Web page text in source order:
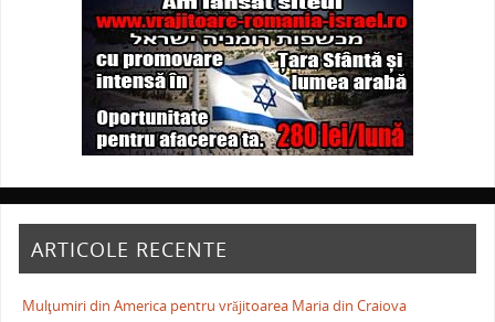
ARTICOLE RECENTE
Mulţumiri din America pentru vrăjitoarea Maria din Craiova